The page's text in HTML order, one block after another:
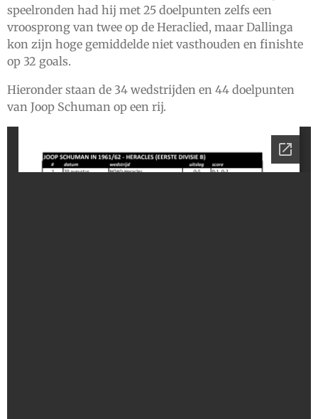
speelronden had hij met 25 doelpunten zelfs een
vroosprong van twee op de Heraclied, maar Dallinga
kon zijn hoge gemiddelde niet vasthouden en finishte
op 32 goals.
Hieronder staan de 34 wedstrijden en 44 doelpunten
van Joop Schuman op een rij.